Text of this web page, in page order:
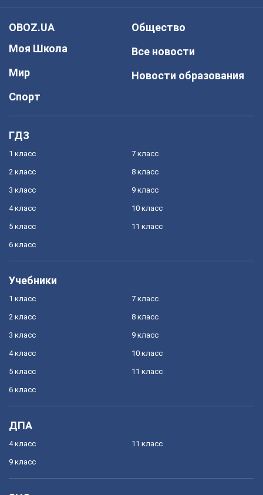
OBOZ.UA
Моя Школа
Мир
Спорт
Общество
Все новости
Новости образования
ГДЗ
1 класс
2 класс
3 класс
4 класс
5 класс
6 класс
7 класс
8 класс
9 класс
10 класс
11 класс
Учебники
1 класс
2 класс
3 класс
4 класс
5 класс
6 класс
7 класс
8 класс
9 класс
10 класс
11 класс
ДПА
4 класс
9 класс
11 класс